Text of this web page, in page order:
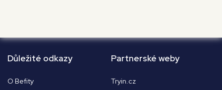
Důležité odkazy
O Befity
Partnerské weby
Tryin.cz